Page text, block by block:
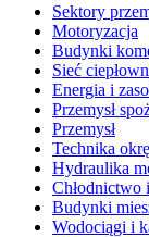
Sektory
Motoryzacja
Budynki
Sieć
Energia i
Przemysł
Przemysł
Technika
Hydraulika
Chłodnictwo
Budynki
Wodociągi i